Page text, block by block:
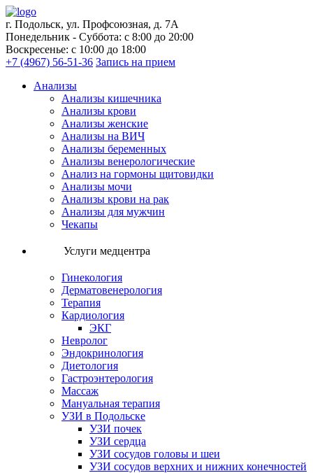
г. Подольск, ул. Профсоюзная, д. 7А
Понедельник - Суббота: с 8:00 до 20:00
Воскресенье: с 10:00 до 18:00
+7 (4967) 56-51-36 Запись на прием
Анализы
Анализы кишечника
Анализы крови
Анализы женские
Анализы на ВИЧ
Анализы беременных
Анализы венерологические
Анализ на гормоны щитовидки
Анализы мочи
Анализы крови на рак
Анализы для мужчин
Чекапы
Услуги медцентра
Гинекология
Дерматовенерология
Терапия
Кардиология
ЭКГ
Невролог
Эндокринология
Диетология
Гастроэнтерология
Массаж
Мануальная терапия
УЗИ в Подольске
УЗИ почек
УЗИ сердца
УЗИ сосудов головы и шеи
УЗИ сосудов верхних и нижних конечностей